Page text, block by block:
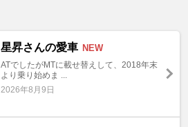
星昇さんの愛車 NEW
ATでしたがMTに載せ替えして、2018年末
より乗り始めま ...
2026年8月9日